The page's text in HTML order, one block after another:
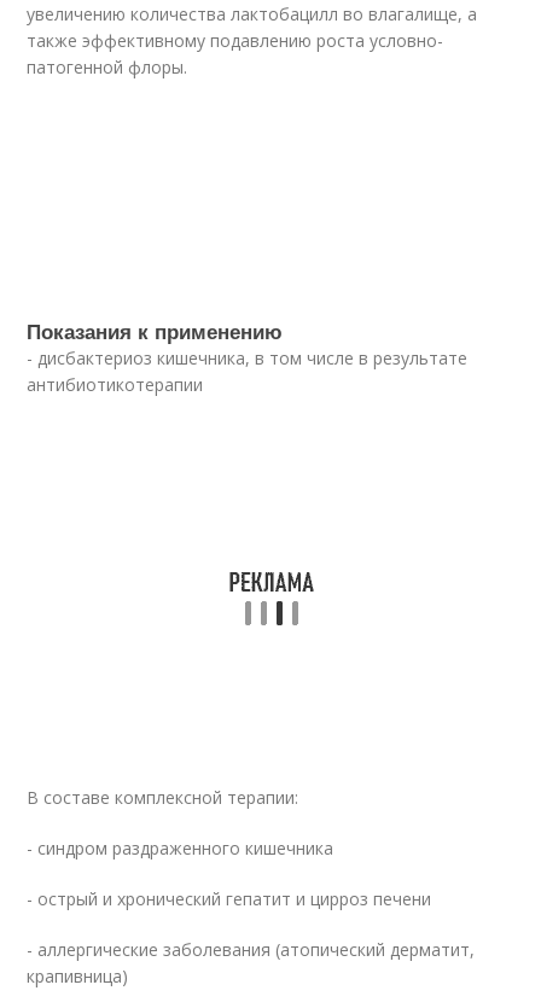
увеличению количества лактобацилл во влагалище, а
также эффективному подавлению роста условно-
патогенной флоры.
Показания к применению
- дисбактериоз кишечника, в том числе в результате
антибиотикотерапии
В составе комплексной терапии:
- синдром раздраженного кишечника
- острый и хронический гепатит и цирроз печени
- аллергические заболевания (атопический дерматит,
крапивница)